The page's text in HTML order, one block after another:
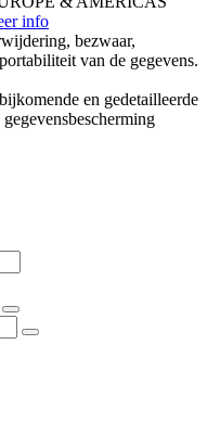
info
bezwaar,
van de gegevens.
en gedetailleerde